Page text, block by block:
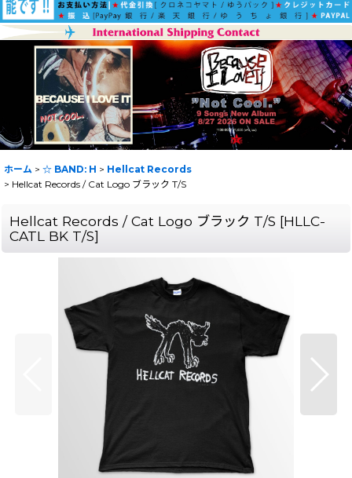
ホーム > ☆ BAND: H > Hellcat Records
> Hellcat Records / Cat Logo ブラック T/S
Hellcat Records / Cat Logo ブラック T/S [HLLC-
CATL BK T/S]